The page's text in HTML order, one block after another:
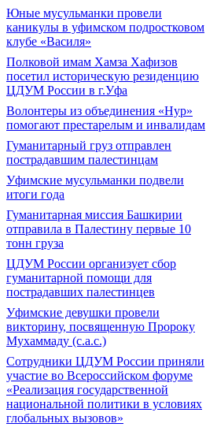
Юные мусульманки провели
каникулы в уфимском подростковом
клубе «Василя»
Полковой имам Хамза Хафизов
посетил историческую резиденцию
ЦДУМ России в г.Уфа
Волонтеры из объединения «Нур»
помогают престарелым и инвалидам
Гуманитарный груз отправлен
пострадавшим палестинцам
Уфимские мусульманки подвели
итоги года
Гуманитарная миссия Башкирии
отправила в Палестину первые 10
тонн груза
ЦДУМ России организует сбор
гуманитарной помощи для
пострадавших палестинцев
Уфимские девушки провели
викторину, посвященную Пророку
Мухаммаду (с.а.с.)
Сотрудники ЦДУМ России приняли
участие во Всероссийском форуме
«Реализация государственной
национальной политики в условиях
глобальных вызовов»